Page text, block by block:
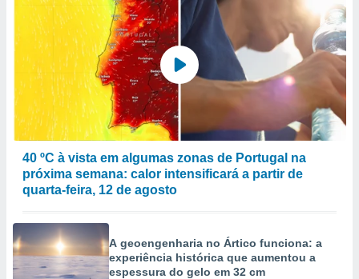
40 ºC à vista em algumas zonas de Portugal na
próxima semana: calor intensificará a partir de
quarta-feira, 12 de agosto
A geoengenharia no Ártico funciona: a
experiência histórica que aumentou a
espessura do gelo em 32 cm